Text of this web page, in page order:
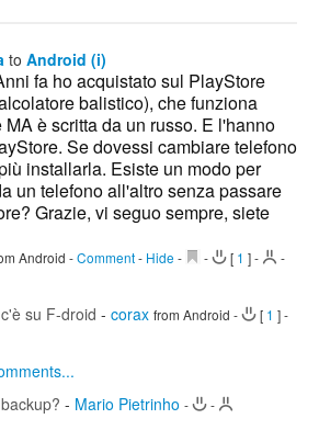
to Android (i)
fa ho acquistato sul PlayStore
balistico), che funziona
MA è scritta da un russo. E l'hanno
Se dovessi cambiare telefono
installarla. Esiste un modo per
un telefono all'altro senza passare
Grazie, vi seguo sempre, siete
Android -Comment- Hide - - [ 1 ]-
-
su F-droid - corax from Android - [ 1 ]-
- Mario Pietrinho - -